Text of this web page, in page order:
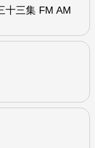
十三集 FM AM